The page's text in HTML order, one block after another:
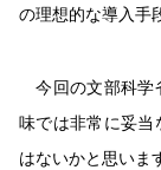
の理想的な導入手
今回の文部科学
味では非常に妥当
はないかと思いま